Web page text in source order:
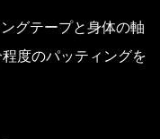
グテープと身体の軸
度のパッティングを